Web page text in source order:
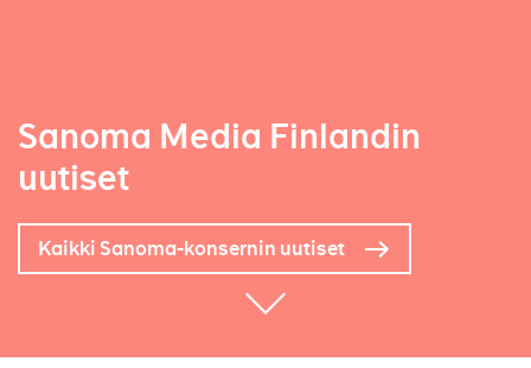
Sanoma Media Finlandin
uutiset
Kaikki Sanoma-konsernin uutiset